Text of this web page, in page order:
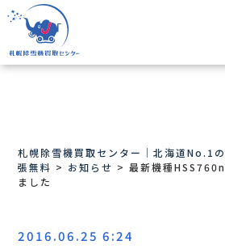
札幌除雪機買取センター｜北海道No.1
張無料 > お知らせ >最新機種
ました
2016.06.25 6:24